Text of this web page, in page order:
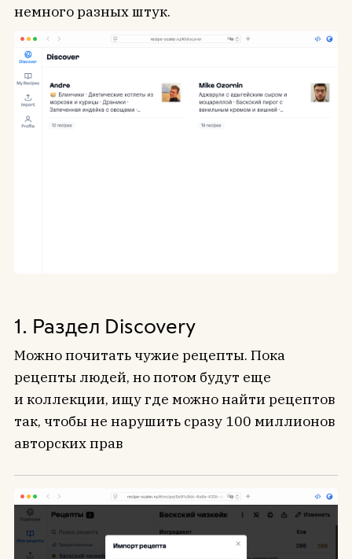
немного разных штук.
1. Раздел Discovery
Можно почитать чужие рецепты. Пока
рецепты людей, но потом будут еще
и коллекции, ищу где можно найти рецептов
так, чтобы не нарушить сразу 100 миллионов
авторских прав